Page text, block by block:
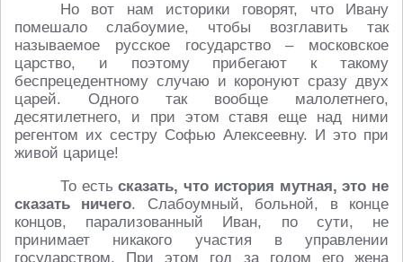
Но вот нам историки говорят, что Ивану
помешало слабоумие, чтобы возглавить так
называемое русское государство – московское
царство, и поэтому прибегают к такому
беспрецедентному случаю и коронуют сразу двух
царей. Одного так вообще малолетнего,
десятилетнего, и при этом ставя еще над ними
регентом их сестру Софью Алексеевну. И это при
живой царице!
То есть сказать, что история мутная, это не
сказать ничего. Слабоумный, больной, в конце
концов, парализованный Иван, по сути, не
принимает никакого участия в управлении
государством. При этом год за годом его жена